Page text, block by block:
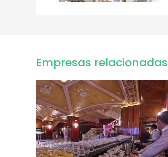
Empresas relacionadas